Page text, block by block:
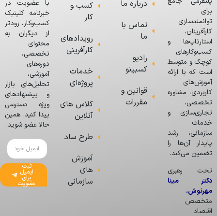
برای
توانمندسازی
کارآفرینان،
استارتاپ‌ها و
کسب‌وکارهای
کوچک و متوسط
است که با ارائه
آموزش‌های
کاربردی، مشاوره
تخصصی،
تجاری‌سازی و
خدمات
سازمانی، رشد
پایدار آن‌ها را
تضمین می‌کند.
تحت رهبری
دکتر مینا
مهرنوش،
متخصص
اقتصاد
درباره ما
تماس با
ما
رادیو
کسبینو
قوانین و
مقررات
کسب و
کار
رویدادهای
کارآفرینی
خدمات
پروژه‌ای
کلاس های
آنلاین
طرح ساد
آموزش
های
سازمانی
با عضویت در
خبرنامه کلینیک
کسب‌وکار، زودتر
از دیگران به
محتوای
تخصصی،
دوره‌های
آموزشی،
تحلیل‌های بازار
و پیشنهادهای
ویژه دسترسی
پیدا کنید. همین
حالا عضو شوید.
ثبت
ایمیل
برای
عضویت